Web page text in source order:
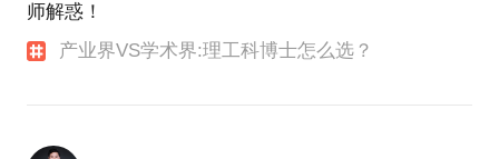
师解惑！
产业界VS学术界:理工科博士怎么选？